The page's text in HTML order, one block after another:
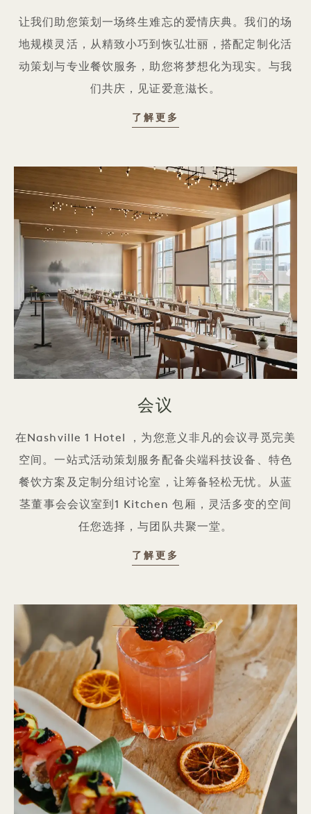
让我们助您策划一场终生难忘的爱情庆典。我们的场
地规模灵活，从精致小巧到恢弘壮丽，搭配定制化活
动策划与专业餐饮服务，助您将梦想化为现实。与我
们共庆，见证爱意滋长。
了解更多
会议
在Nashville 1 Hotel ，为您意义非凡的会议寻觅完美
空间。一站式活动策划服务配备尖端科技设备、特色
餐饮方案及定制分组讨论室，让筹备轻松无忧。从蓝
茎董事会会议室到1 Kitchen 包厢，灵活多变的空间
任您选择，与团队共聚一堂。
了解更多